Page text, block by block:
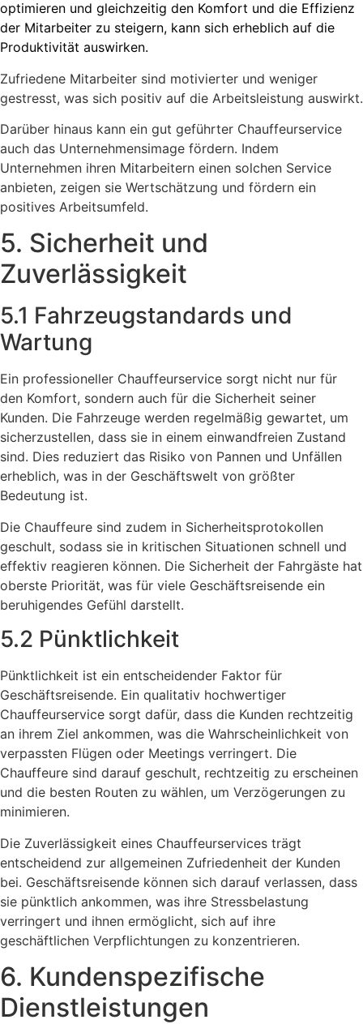
optimieren und gleichzeitig den Komfort und die Effizienz
der Mitarbeiter zu steigern, kann sich erheblich auf die
Produktivität auswirken.
Zufriedene Mitarbeiter sind motivierter und weniger
gestresst, was sich positiv auf die Arbeitsleistung auswirkt.
Darüber hinaus kann ein gut geführter Chauffeurservice
auch das Unternehmensimage fördern. Indem
Unternehmen ihren Mitarbeitern einen solchen Service
anbieten, zeigen sie Wertschätzung und fördern ein
positives Arbeitsumfeld.
5. Sicherheit und
Zuverlässigkeit
5.1 Fahrzeugstandards und
Wartung
Ein professioneller Chauffeurservice sorgt nicht nur für
den Komfort, sondern auch für die Sicherheit seiner
Kunden. Die Fahrzeuge werden regelmäßig gewartet, um
sicherzustellen, dass sie in einem einwandfreien Zustand
sind. Dies reduziert das Risiko von Pannen und Unfällen
erheblich, was in der Geschäftswelt von größter
Bedeutung ist.
Die Chauffeure sind zudem in Sicherheitsprotokollen
geschult, sodass sie in kritischen Situationen schnell und
effektiv reagieren können. Die Sicherheit der Fahrgäste hat
oberste Priorität, was für viele Geschäftsreisende ein
beruhigendes Gefühl darstellt.
5.2 Pünktlichkeit
Pünktlichkeit ist ein entscheidender Faktor für
Geschäftsreisende. Ein qualitativ hochwertiger
Chauffeurservice sorgt dafür, dass die Kunden rechtzeitig
an ihrem Ziel ankommen, was die Wahrscheinlichkeit von
verpassten Flügen oder Meetings verringert. Die
Chauffeure sind darauf geschult, rechtzeitig zu erscheinen
und die besten Routen zu wählen, um Verzögerungen zu
minimieren.
Die Zuverlässigkeit eines Chauffeurservices trägt
entscheidend zur allgemeinen Zufriedenheit der Kunden
bei. Geschäftsreisende können sich darauf verlassen, dass
sie pünktlich ankommen, was ihre Stressbelastung
verringert und ihnen ermöglicht, sich auf ihre
geschäftlichen Verpflichtungen zu konzentrieren.
6. Kundenspezifische
Dienstleistungen